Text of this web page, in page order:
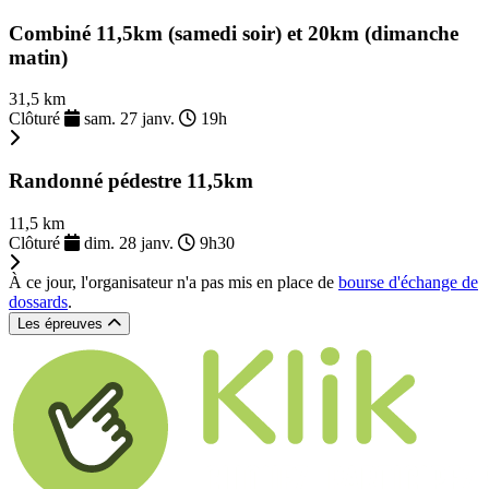
Combiné 11,5km (samedi soir) et 20km (dimanche
matin)
31,5 km
Clôturé
sam. 27 janv. 19h
Randonné pédestre 11,5km
11,5 km
Clôturé
dim. 28 janv. 9h30
À ce jour, l'organisateur n'a pas mis en place de bourse d'échange de
dossards.
Les épreuves